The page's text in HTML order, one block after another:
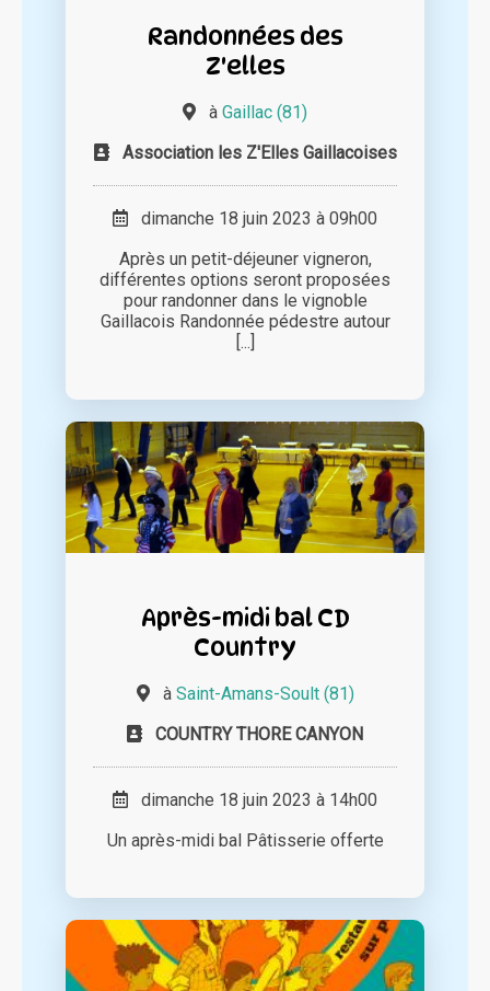
Randonnées des
Z'elles
à Gaillac (81)
Association les Z'Elles Gaillacoises
dimanche 18 juin 2023 à 09h00
Après un petit-déjeuner vigneron,
différentes options seront proposées
pour randonner dans le vignoble
Gaillacois Randonnée pédestre autour
[...]
Après-midi bal CD
Country
à Saint-Amans-Soult (81)
COUNTRY THORE CANYON
dimanche 18 juin 2023 à 14h00
Un après-midi bal Pâtisserie offerte